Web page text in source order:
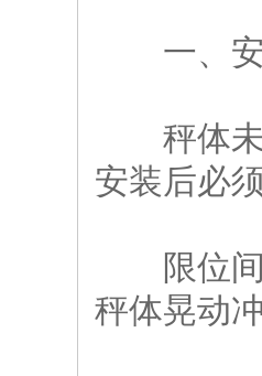
一、安
秤体未
安装后必
限位间
秤体晃动